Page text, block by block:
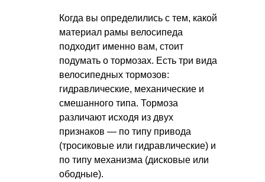
Когда вы определились с тем, какой
материал рамы велосипеда
подходит именно вам, стоит
подумать о тормозах. Есть три вида
велосипедных тормозов:
гидравлические, механические и
смешанного типа. Тормоза
различают исходя из двух
признаков — по типу привода
(тросиковые или гидравлические) и
по типу механизма (дисковые или
ободные).